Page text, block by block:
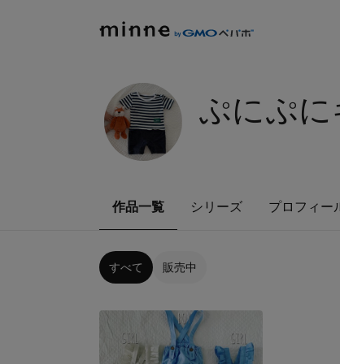
ぷにぷ
作品一覧 シリーズ プロフィー
すべて 販売中